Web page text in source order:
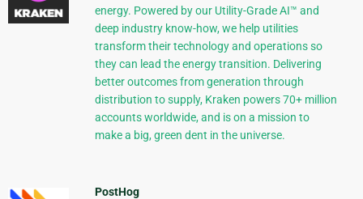
energy. Powered by our Utility-Grade AI™ and
deep industry know-how, we help utilities
transform their technology and operations so
they can lead the energy transition. Delivering
better outcomes from generation through
distribution to supply, Kraken powers 70+ million
accounts worldwide, and is on a mission to
make a big, green dent in the universe.
PostHog